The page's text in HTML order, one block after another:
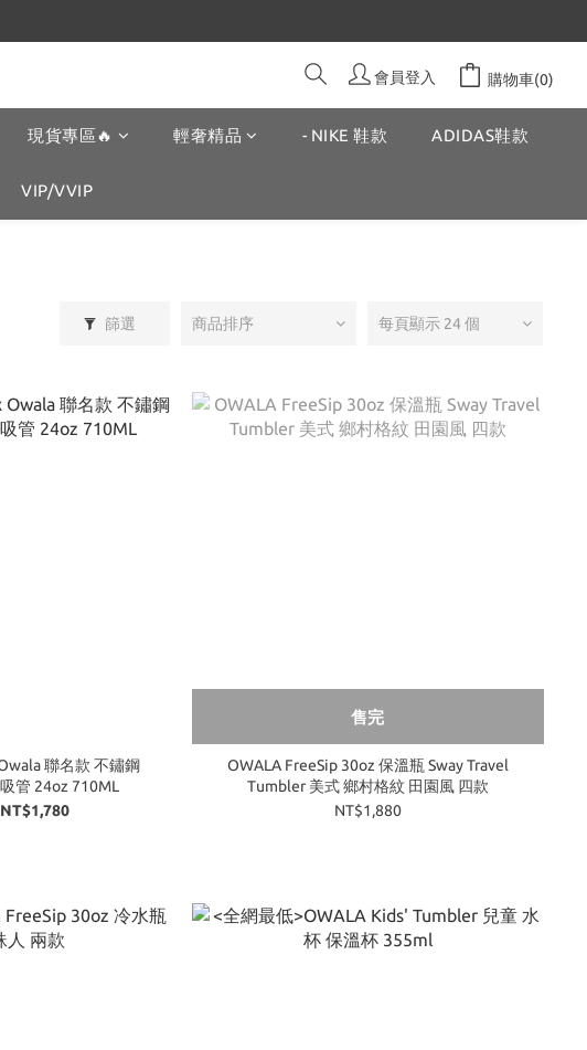
會員登入 購物車(0)
現貨專區🔥 輕奢精品 - NIKE 鞋款 ADIDAS鞋款
VIP/VVIP
篩選 商品排序 每頁顯示 24 個
聯名款 不鏽鋼
管 24oz 710ML
售完
OWALA FreeSip 30oz 保溫瓶 Sway Travel
Tumbler 美式 鄉村格紋 田園風 四款
NT$1,880